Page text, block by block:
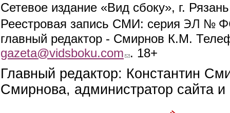
Сетевое издание «Вид сбоку», г.
Реестровая запись СМИ: серия ЭЛ №
главный редактор - Смирнов К.М.
gazeta@vidsboku.com (link sends e-mail)
. 18+
Главный редактор: Константин
Смирнова, администратор сайта